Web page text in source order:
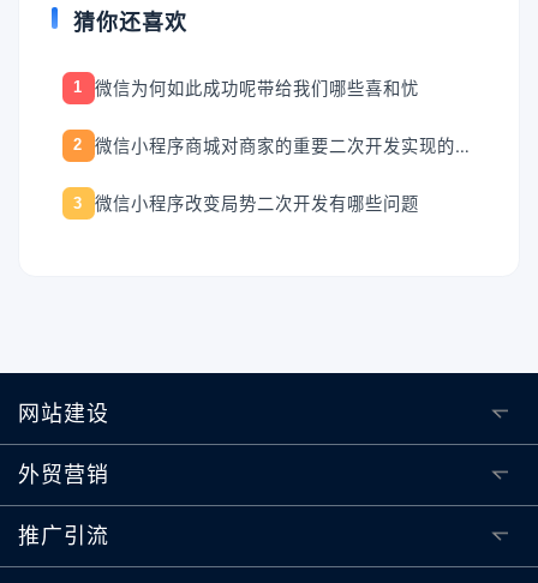
猜你还喜欢
1 微信为何如此成功呢带给我们哪些喜和忧
2 微信小程序商城对商家的重要二次开发实现的功能
3 微信小程序改变局势二次开发有哪些问题
网站建设
外贸营销
推广引流